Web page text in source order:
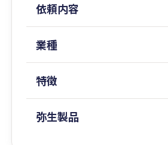
依頼内容
業種
特徴
弥生製品